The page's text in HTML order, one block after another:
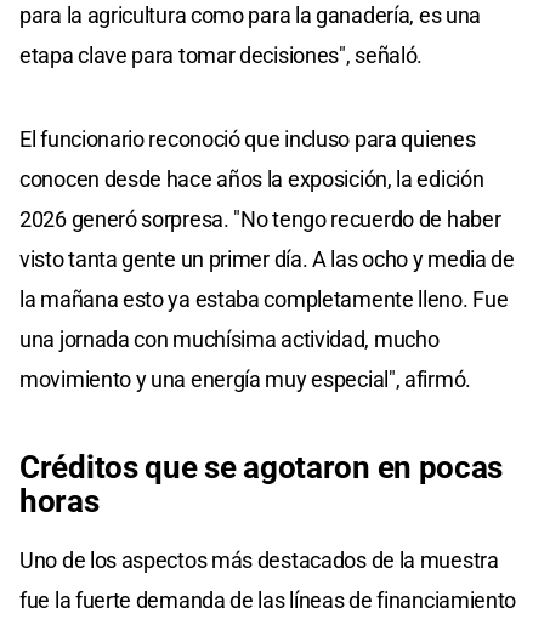
para la agricultura como para la ganadería, es una
etapa clave para tomar decisiones", señaló.
El funcionario reconoció que incluso para quienes
conocen desde hace años la exposición, la edición
2026 generó sorpresa. "No tengo recuerdo de haber
visto tanta gente un primer día. A las ocho y media de
la mañana esto ya estaba completamente lleno. Fue
una jornada con muchísima actividad, mucho
movimiento y una energía muy especial", afirmó.
Créditos que se agotaron en pocas
horas
Uno de los aspectos más destacados de la muestra
fue la fuerte demanda de las líneas de financiamiento